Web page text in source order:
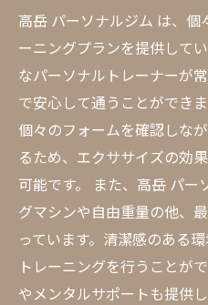
どうやって健康を実現
ムの成功事例
フィットネスライフ
を傾ける
高岳 パーソナルジム
康への道
高岳 パーソナルジム は、
ーニングプランを提供して
なパーソナルトレーナーが
で安心して通うことができ
個々のフォームを確認しな
るため、エクササイズの効
可能です。 また、高岳 パー
グマシンや自由重量の他、
っています。清潔感のある
トレーニングを行うことが
やメンタルサポートも提供